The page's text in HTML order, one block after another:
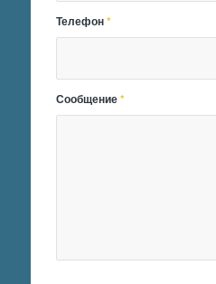
Телефон*
Сообщение*